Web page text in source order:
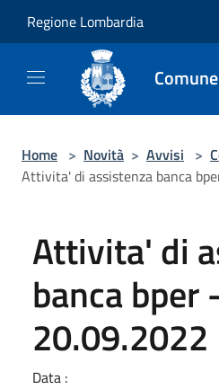
Regione Lombardia
Home > Novità > Avvisi >
Attivita' di assistenza banca
Attivita' di
banca bper
20.09.2022
Data :